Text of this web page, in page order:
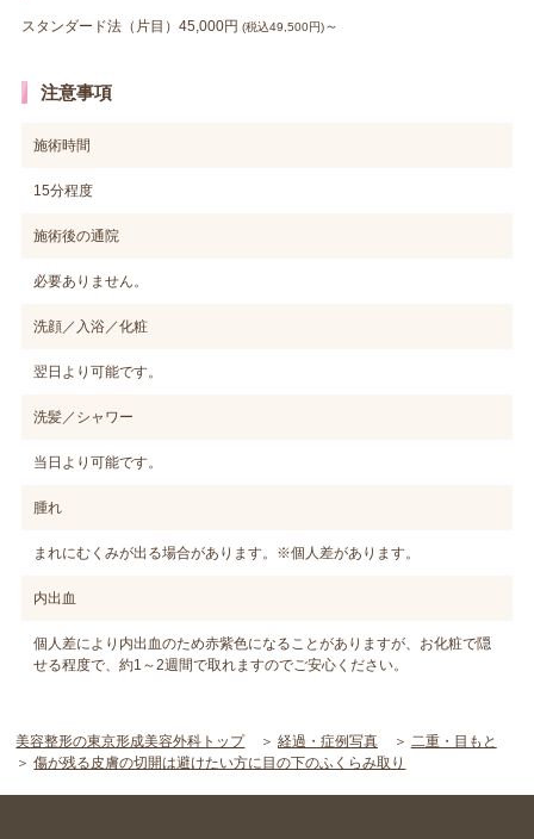
スタンダード法（片目）45,000円 (税込49,500円)～
注意事項
施術時間
15分程度
施術後の通院
必要ありません。
洗顔／入浴／化粧
翌日より可能です。
洗髪／シャワー
当日より可能です。
腫れ
まれにむくみが出る場合があります。※個人差があります。
内出血
個人差により内出血のため赤紫色になることがありますが、お化粧で隠
せる程度で、約1～2週間で取れますのでご安心ください。
美容整形の東京形成美容外科トップ 経過・症例写真
二重・目もと
傷が残る皮膚の切開は避けたい方に目の下のふくらみ取り